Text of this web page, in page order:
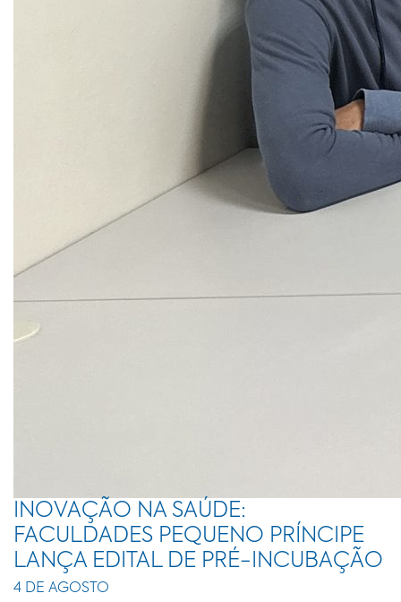
INOVAÇÃO NA SAÚDE:
FACULDADES PEQUENO PRÍNCIPE
LANÇA EDITAL DE PRÉ-INCUBAÇÃO
4 DE AGOSTO